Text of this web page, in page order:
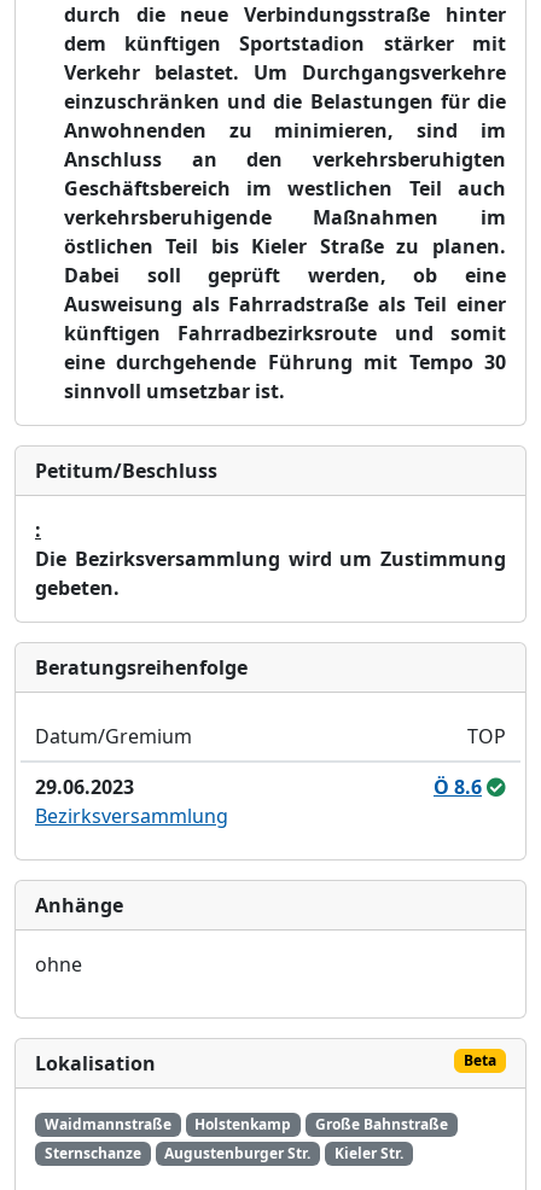
durch die neue Verbindungsstraße hinter
dem künftigen Sportstadion stärker mit
Verkehr belastet. Um Durchgangsverkehre
einzuschränken und die Belastungen für die
Anwohnenden zu minimieren, sind im
Anschluss an den verkehrsberuhigten
Geschäftsbereich im westlichen Teil auch
verkehrsberuhigende Maßnahmen im
östlichen Teil bis Kieler Straße zu planen.
Dabei soll geprüft werden, ob eine
Ausweisung als Fahrradstraße als Teil einer
künftigen Fahrradbezirksroute und somit
eine durchgehende Führung mit Tempo 30
sinnvoll umsetzbar ist.
Petitum/Beschluss
:
Die Bezirksversammlung wird um Zustimmung
gebeten.
Bera­tungs­reihen­folge
Datum/Gremium
TOP
29.06.2023
Ö 8.6
Bezirksversammlung
Anhänge
ohne
Lokalisation Beta
Waidmannstraße Holstenkamp
Große Bahnstraße
Sternschanze
Augustenburger Str. Kieler Str.